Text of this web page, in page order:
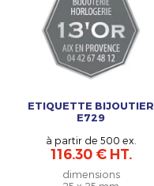
ETIQUETTE BIJOUTIER
E729
à partir de 500 ex.
116.30 € HT.
dimensions